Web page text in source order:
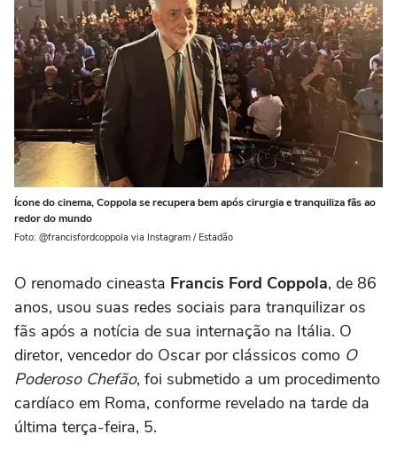
Ícone do cinema, Coppola se recupera bem após cirurgia e tranquiliza fãs ao
redor do mundo
Foto: @francisfordcoppola via Instagram / Estadão
O renomado cineasta Francis Ford Coppola, de 86
anos, usou suas redes sociais para tranquilizar os
fãs após a notícia de sua internação na Itália. O
diretor, vencedor do Oscar por clássicos como O
Poderoso Chefão, foi submetido a um procedimento
cardíaco em Roma, conforme revelado na tarde da
última terça-feira, 5.